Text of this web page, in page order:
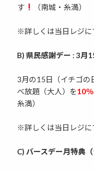
す
（南城・糸満）
※詳しくは当日レジに
B) 県民感謝デー : 3月
3月の15日（イチゴの
べ放題（大人）を10
糸満）
※詳しくは当日レジに
C) バースデー月特典